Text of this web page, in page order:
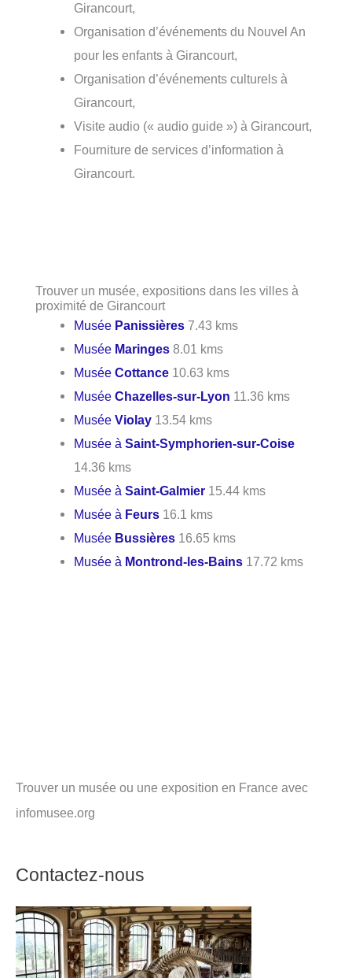
Girancourt,
Organisation d’événements du Nouvel An
pour les enfants à Girancourt,
Organisation d’événements culturels à
Girancourt,
Visite audio (« audio guide ») à Girancourt,
Fourniture de services d’information à
Girancourt.
Trouver un musée, expositions dans les villes à
proximité de Girancourt
Musée Panissières 7.43 kms
Musée Maringes 8.01 kms
MuséeCottance 10.63 kms
MuséeChazelles-sur-Lyon 11.36 kms
MuséeViolay 13.54 kms
Musée àSaint-Symphorien-sur-Coise
14.36 kms
Musée àSaint-Galmier 15.44 kms
Musée à Feurs 16.1 kms
Musée Bussières 16.65 kms
Musée à Montrond-les-Bains 17.72 kms
Trouver un musée ou une exposition en France avec
infomusee.org
Contactez-nous